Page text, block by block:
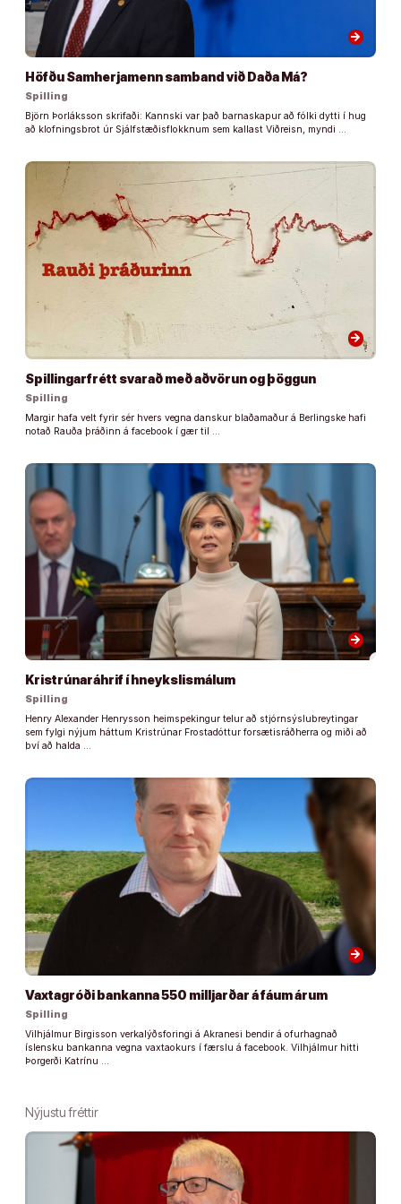
arrow_forward
Höfðu Samherjamenn samband við Daða Má?
Spilling
Björn Þorláksson skrifaði: Kannski var það barnaskapur að fólki dytti í hug
að klofningsbrot úr Sjálfstæðisflokknum sem kallast Viðreisn, myndi …
arrow_forward
Spillingarfrétt svarað með aðvörun og þöggun
Spilling
Margir hafa velt fyrir sér hvers vegna danskur blaðamaður á Berlingske hafi
notað Rauða þráðinn á facebook í gær til …
arrow_forward
Kristrúnaráhrif í hneykslismálum
Spilling
Henry Alexander Henrysson heimspekingur telur að stjórnsýslubreytingar
sem fylgi nýjum háttum Kristrúnar Frostadóttur forsætisráðherra og miði að
því að halda …
arrow_forward
Vaxtagróði bankanna 550 milljarðar á fáum árum
Spilling
Vilhjálmur Birgisson verkalýðsforingi á Akranesi bendir á ofurhagnað
íslensku bankanna vegna vaxtaokurs í færslu á facebook. Vilhjálmur hitti
Þorgerði Katrínu …
Nýjustu fréttir